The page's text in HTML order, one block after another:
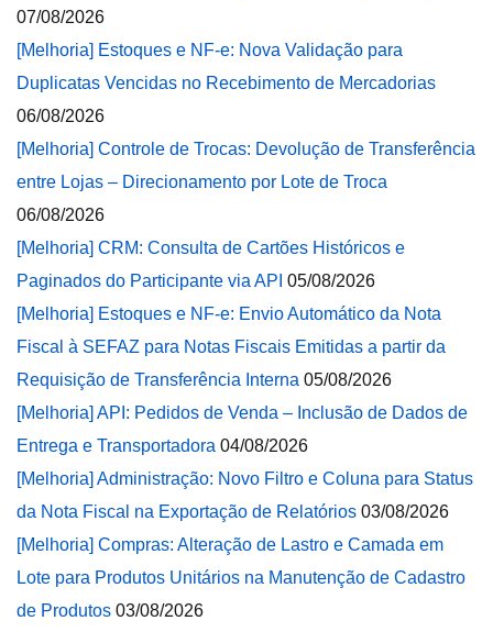
07/08/2026
[Melhoria] Estoques e NF-e: Nova Validação para
Duplicatas Vencidas no Recebimento de Mercadorias
06/08/2026
[Melhoria] Controle de Trocas: Devolução de Transferência
entre Lojas – Direcionamento por Lote de Troca
06/08/2026
[Melhoria] CRM: Consulta de Cartões Históricos e
Paginados do Participante via API 05/08/2026
[Melhoria] Estoques e NF-e: Envio Automático da Nota
Fiscal à SEFAZ para Notas Fiscais Emitidas a partir da
Requisição de Transferência Interna 05/08/2026
[Melhoria] API: Pedidos de Venda – Inclusão de Dados de
Entrega e Transportadora 04/08/2026
[Melhoria] Administração: Novo Filtro e Coluna para Status
da Nota Fiscal na Exportação de Relatórios 03/08/2026
[Melhoria] Compras: Alteração de Lastro e Camada em
Lote para Produtos Unitários na Manutenção de Cadastro
de Produtos 03/08/2026